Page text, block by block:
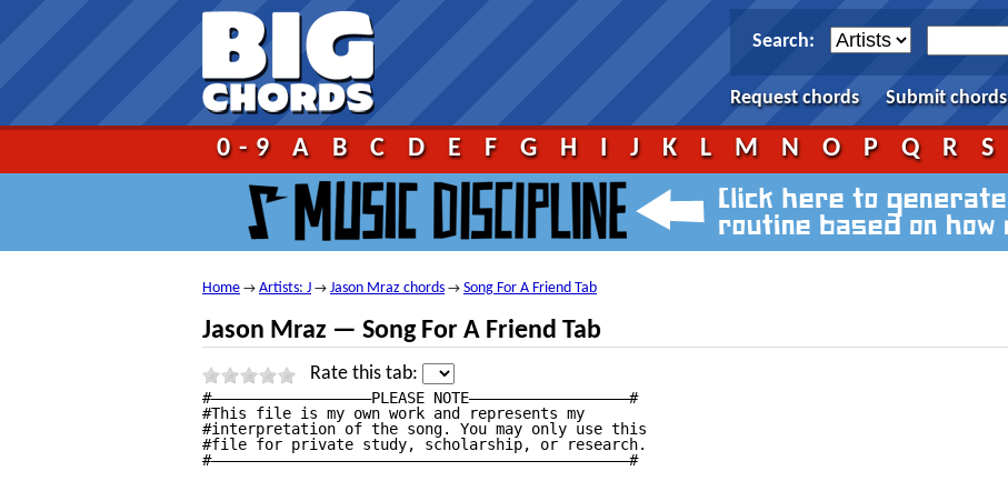
Search:
Request chords Submit chords
0-9 A B C D E F G H I J K L M N O P Q R S
Home → Artists: J → Jason Mraz chords → Song For A Friend Tab
Jason Mraz — Song For A Friend Tab
Rate this tab:
#——————————————————PLEASE NOTE——————————————————#
#This file is my own work and represents my
#interpretation of the song. You may only use this
#file for private study, scholarship, or research.
#———————————————————————————————————————————————#